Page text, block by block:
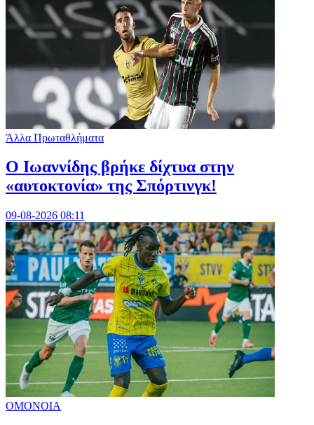
Άλλα Πρωταθλήματα
Ο Ιωαννίδης βρήκε δίχτυα στην
«αυτοκτονία» της Σπόρτινγκ!
09-08-2026 08:11
ΟΜΟΝΟΙΑ